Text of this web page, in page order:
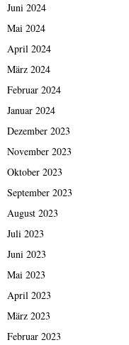
Juni 2024
Mai 2024
April 2024
März 2024
Februar 2024
Januar 2024
Dezember 2023
November 2023
Oktober 2023
September 2023
August 2023
Juli 2023
Juni 2023
Mai 2023
April 2023
März 2023
Februar 2023